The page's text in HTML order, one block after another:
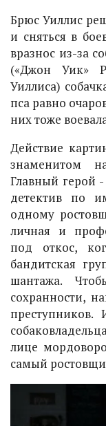
Брюс Уиллис
и сняться в
вразнос из-за
(«Джон Уик»
Уиллиса)
пса равно
них тоже
Действие
знаменитом
Главный герой
детектив по
одному
личная и
под откос,
бандитская
шантажа.
сохранности,
лице
самый